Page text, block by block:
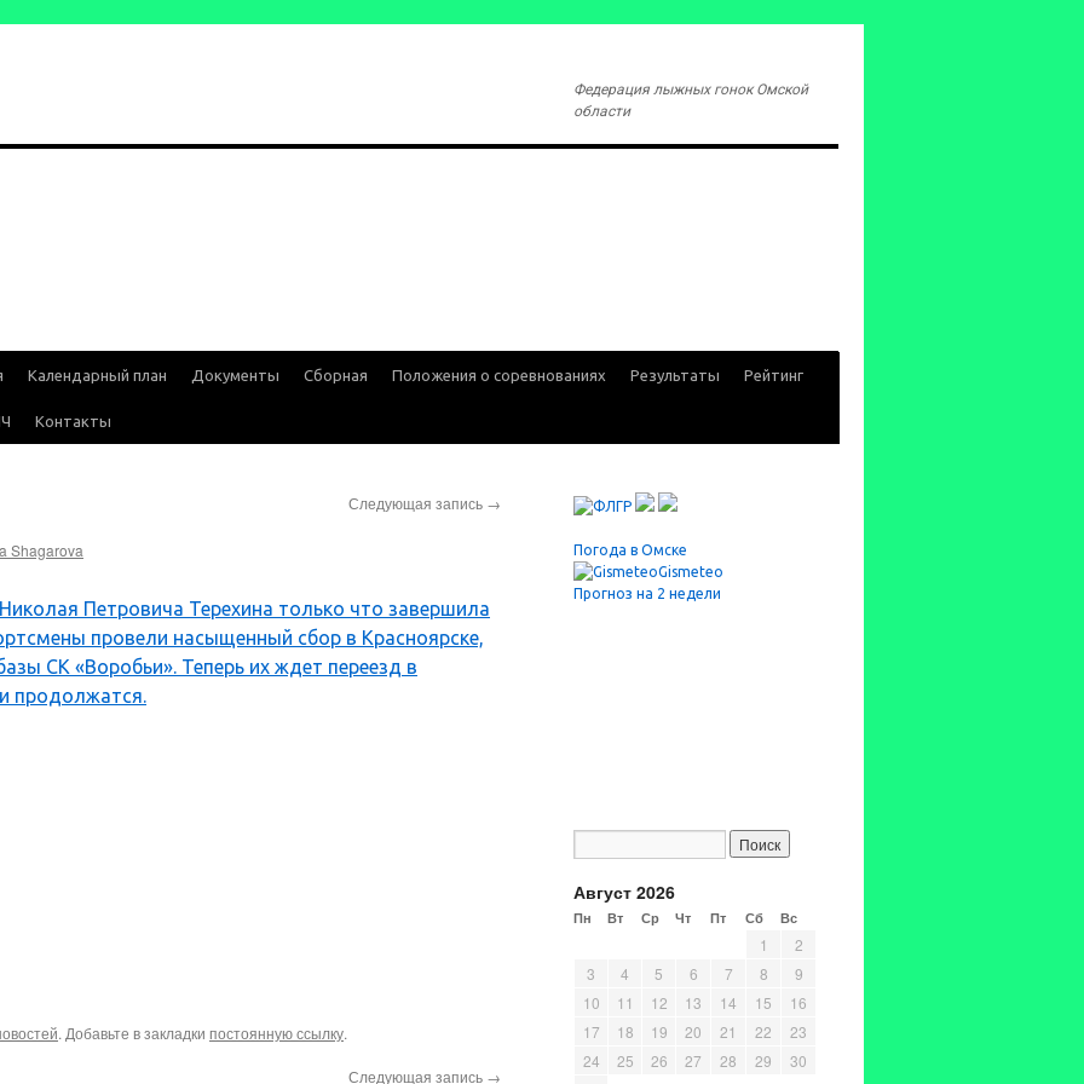
Федерация лыжных гонок Омской
области
Календарный план Документы Сборная Положения о соревнованиях Результаты Рейтинг
Контакты
Следующая запись →
Shagarova
Петровича Терехина только что завершила
провели насыщенный сбор в Красноярске,
СК «Воробьи». Теперь их ждет переезд в
продолжатся.
. Добавьте в закладки постоянную ссылку.
Следующая запись →
Погода в Омске
Gismeteo
Прогноз на 2 недели
Август 2026
Пн Вт Ср Чт Пт Сб Вс
1
2
3
4 5 6 7 8
9
10
11 12 13 14 15
16
17
18 19 20 21 22
23
24
25 26 27 28 29
30